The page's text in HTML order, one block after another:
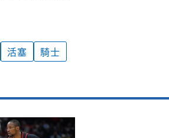
活塞 騎士